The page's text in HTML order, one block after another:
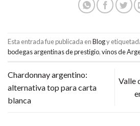
Esta entrada fue publicada enBlogy
bodegas argentinas de prestigio,vinos de
Chardonnay argentino:
alternativa top para carta
blanca
Valle